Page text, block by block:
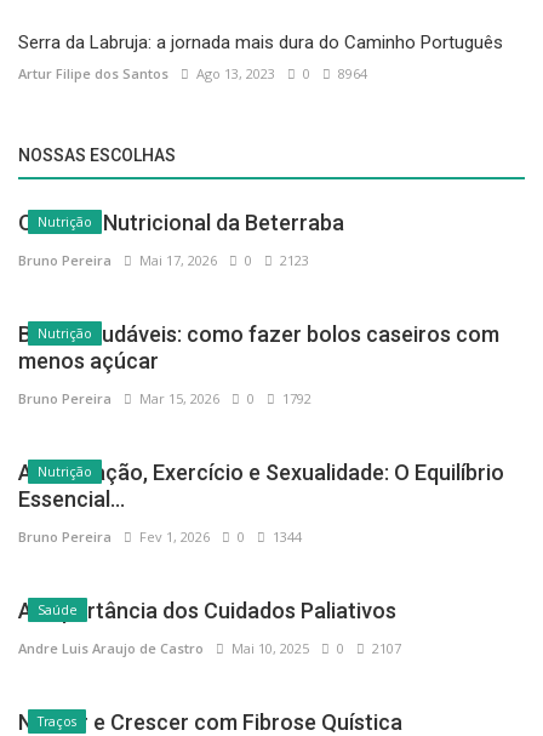
Serra da Labruja: a jornada mais dura do Caminho Português
Artur Filipe dos Santos Ago 13, 2023 0 8964
NOSSAS ESCOLHAS
Nutrição
O Poder Nutricional da Beterraba
Bruno Pereira Mai 17, 2026 0 2123
Nutrição
Bolos saudáveis: como fazer bolos caseiros com
menos açúcar
Bruno Pereira Mar 15, 2026 0 1792
Nutrição
Alimentação, Exercício e Sexualidade: O Equilíbrio
Essencial...
Bruno Pereira Fev 1, 2026 0 1344
Saúde
A Importância dos Cuidados Paliativos
Andre Luis Araujo de Castro Mai 10, 2025 0 2107
Traços
Nascer e Crescer com Fibrose Quística